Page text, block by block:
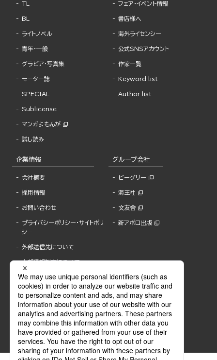
TL
BL
ライトノベル
青年・一般
グラビア・写真集
モーター誌
SPECIAL
Sublicense
マンガよもんが
試し読み
フェア・イベント情報
書店様へ
海外ライセンシー
公式SNSアカウント
作家一覧
Keyword list
Author list
企業情報
会社概要
採用情報
お問い合わせ
プライバシーポリシー・サイトポリ
シー
外部送信先について
内部通報制度について
グループ会社
ビーグリー
海王社
文友舎
新アポロ出版